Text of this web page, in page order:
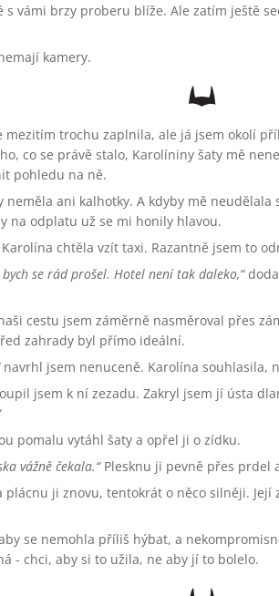
s vámi brzy proberu blíže. Ale zatím ještě
kamery.
mezitím trochu zaplnila, ale já jsem okolí
co se právě stalo, Karolíniny šaty mě
pohledu na ně.
neměla ani kalhotky. A kdyby mě
na odplatu už se mi honily hlavou.
chtěla vzít taxi. Razantně jsem to
se rád prošel. Hotel není tak daleko,
cestu jsem záměrně nasměroval přes
zahrady byl přímo ideální.
navrhl jsem nenuceně. Karolína souhlasila,
jsem k ní zezadu. Zakryl jsem jí ústa
pomalu vytáhl šaty a opřel ji o zídku.
vážně čekala. Plesknu ji pevně přes prdel
ji znovu, tentokrát o něco silněji.
se nemohla příliš hýbat, a
- chci, aby si to užila, ne aby jí to bolelo.